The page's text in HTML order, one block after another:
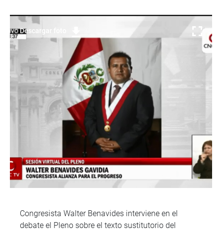
Descargar foto
Congresista Walter Benavides interviene en el
debate el Pleno sobre el texto sustitutorio del